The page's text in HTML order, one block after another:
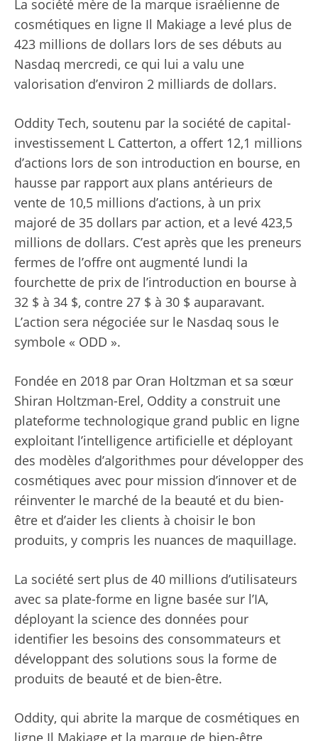
La société mère de la marque israélienne de
cosmétiques en ligne Il Makiage a levé plus de
423 millions de dollars lors de ses débuts au
Nasdaq mercredi, ce qui lui a valu une
valorisation d’environ 2 milliards de dollars.
Oddity Tech, soutenu par la société de capital-
investissement L Catterton, a offert 12,1 millions
d’actions lors de son introduction en bourse, en
hausse par rapport aux plans antérieurs de
vente de 10,5 millions d’actions, à un prix
majoré de 35 dollars par action, et a levé 423,5
millions de dollars. C’est après que les preneurs
fermes de l’offre ont augmenté lundi la
fourchette de prix de l’introduction en bourse à
32 $ à 34 $, contre 27 $ à 30 $ auparavant.
L’action sera négociée sur le Nasdaq sous le
symbole « ODD ».
Fondée en 2018 par Oran Holtzman et sa sœur
Shiran Holtzman-Erel, Oddity a construit une
plateforme technologique grand public en ligne
exploitant l’intelligence artificielle et déployant
des modèles d’algorithmes pour développer des
cosmétiques avec pour mission d’innover et de
réinventer le marché de la beauté et du bien-
être et d’aider les clients à choisir le bon
produits, y compris les nuances de maquillage.
La société sert plus de 40 millions d’utilisateurs
avec sa plate-forme en ligne basée sur l’IA,
déployant la science des données pour
identifier les besoins des consommateurs et
développant des solutions sous la forme de
produits de beauté et de bien-être.
Oddity, qui abrite la marque de cosmétiques en
ligne Il Makiage et la marque de bien-être